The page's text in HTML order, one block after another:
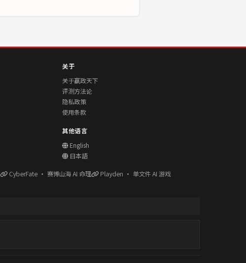
关于
关于赢政天下
评测方法论
隐私政策
使用条款
其他语言
English
日本語
CyberFate · 赛博山海 AI 命理
Playden · 单文件 AI 游戏